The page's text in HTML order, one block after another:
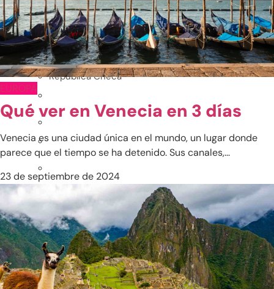
Hungría
Países Bajos
Polonia
República Checa
EUROPA
Qué ver en Venecia en 3 días
Venecia es una ciudad única en el mundo, un lugar donde
parece que el tiempo se ha detenido. Sus canales,...
23 de septiembre de 2024